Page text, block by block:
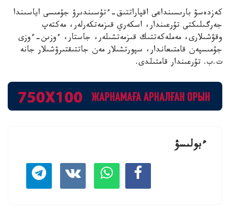
كەزدەسۋ بارىسىنداعى اقپاراتتىق-ءتۇسىندىرۋ جۇمىسى اياسىندا
جەرگىلىكتى تۇرعىندار، اسكەري قىزمەتكەرلەر، مەكتەپ
وقۋشىلارى، مەملەكەتتىك قىزمەتشىلەر، جاستار، ءوزىن-ءوزى
جۇمىسپەن قامتىعاندار، سپورتشىلار مەن جاتتىقتىرۋشىلار جانە
ت.ب. تۇرعىندار قامتىلدى.
ءبولىسۋ